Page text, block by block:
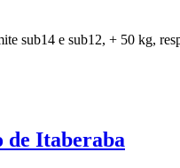
sub14 e sub12, + 50 kg,
de Itaberaba